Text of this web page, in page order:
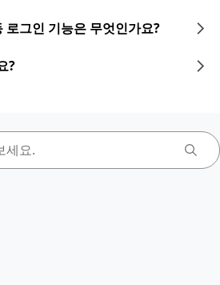
로그인 기능은 무엇인가요?
?